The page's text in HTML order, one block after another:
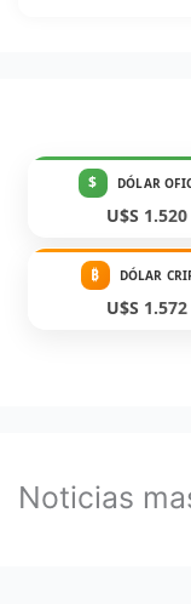
$ DÓLAR
U$S 1.520
₿ DÓLAR
U$S 1.572
Noticias